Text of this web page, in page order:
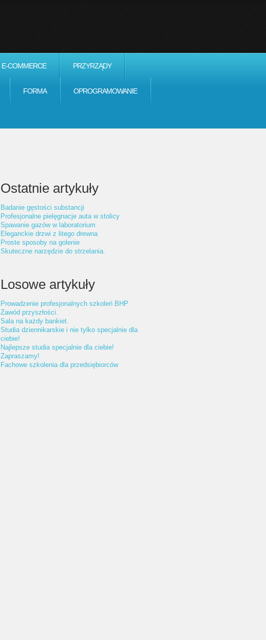
E-COMMERCE PRZYRZĄDY
FORMA OPROGRAMOWANIE
Ostatnie artykuły
Badanie gęstości substancji
Profesjonalne pielęgnacje auta w stolicy
Spawanie gazów w laboratorium
Eleganckie drzwi z litego drewna
Proste sposoby na golenie
Skuteczne narzędzie do strzelania.
Losowe artykuły
Prowadzenie profesjonalnych szkoleń BHP
Zawód przyszłości.
Sala na każdy bankiet.
Studia dziennikarskie i nie tylko specjalnie dla
ciebie!
Najlepsze studia specjalnie dla ciebie!
Zapraszamy!
Fachowe szkolenia dla przedsiębiorców